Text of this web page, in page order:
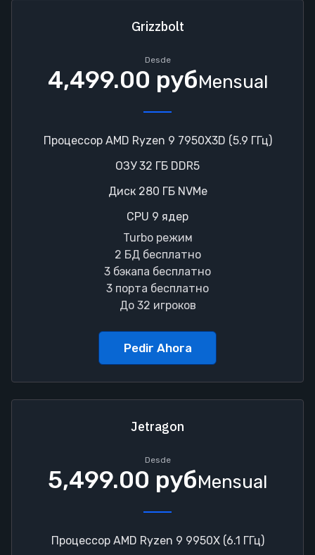
Grizzbolt
Desde
4,499.00 рубMensual
Процессор AMD Ryzen 9 7950X3D (5.9 ГГц)
ОЗУ 32 ГБ DDR5
Диск 280 ГБ NVMe
CPU 9 ядер
Turbo режим
2 БД бесплатно
3 бэкапа бесплатно
3 порта бесплатно
До 32 игроков
Pedir Ahora
Jetragon
Desde
5,499.00 рубMensual
Процессор AMD Ryzen 9 9950X (6.1 ГГц)